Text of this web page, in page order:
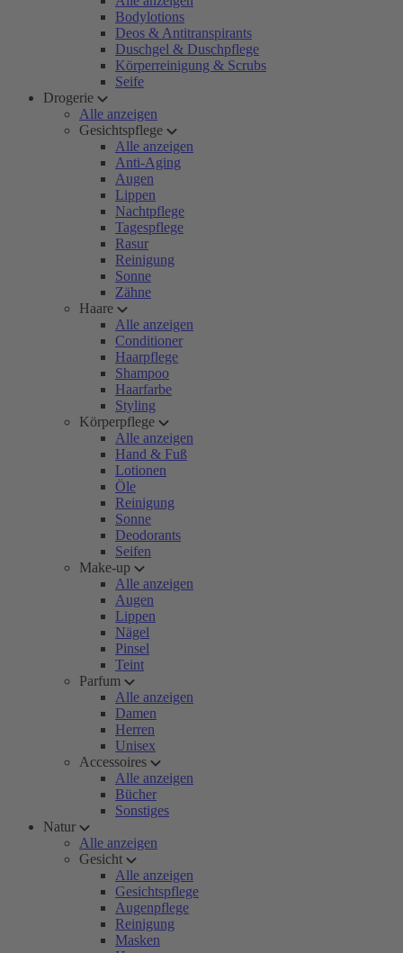
Bodylotions
Deos & Antitranspirants
Duschgel & Duschpflege
Körperreinigung & Scrubs
Seife
Drogerie
Alle anzeigen
Gesichtspflege
Alle anzeigen
Anti-Aging
Augen
Lippen
Nachtpflege
Tagespflege
Rasur
Reinigung
Sonne
Zähne
Haare
Alle anzeigen
Conditioner
Haarpflege
Shampoo
Haarfarbe
Styling
Körperpflege
Alle anzeigen
Hand & Fuß
Lotionen
Öle
Reinigung
Sonne
Deodorants
Seifen
Make-up
Alle anzeigen
Augen
Lippen
Nägel
Pinsel
Teint
Parfum
Alle anzeigen
Damen
Herren
Unisex
Accessoires
Alle anzeigen
Bücher
Sonstiges
Natur
Alle anzeigen
Gesicht
Alle anzeigen
Gesichtspflege
Augenpflege
Reinigung
Masken